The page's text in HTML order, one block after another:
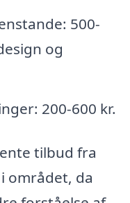
500-
og
200-600 kr.
tilbud fra
området, da